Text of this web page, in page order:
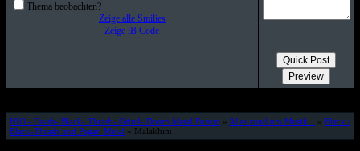
Thema beobachten?
Zeige alle Smilies
Zeige iB Code
HIO - Death- Black- Thrash- Grind- Doom Metal Forum » Alles rund um Musik... » Black /
Black-Thrash und Pagan Metal » Malakhim